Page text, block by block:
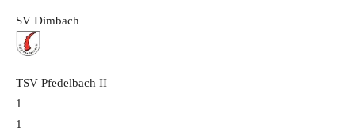
SV Dimbach
TSV Pfedelbach II
1
1